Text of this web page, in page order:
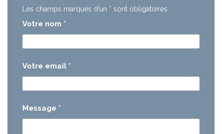
Les champs marqués d’un * sont obligatoires
Votre nom *
Votre email *
Message *